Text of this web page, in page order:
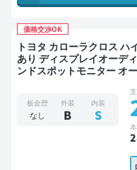
価格交渉OK
トヨタ カローラクロス ハイブリッド Z
あり ディスプレイオーデ
ンドスポットモニター オ
板金歴
なし
外装
B
内装
S